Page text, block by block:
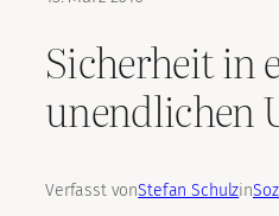
Sicherheit in
unendlichen
Verfasst vonStefan Schulzin